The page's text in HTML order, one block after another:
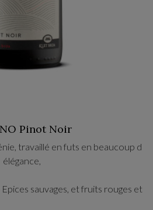
Pinot Noir
travaillé en futs en beaucoup d
élégance,
sauvages, et fruits rouges et